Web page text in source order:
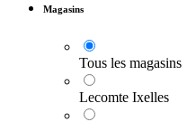
Magasins
Tous les magasins
Lecomte Ixelles